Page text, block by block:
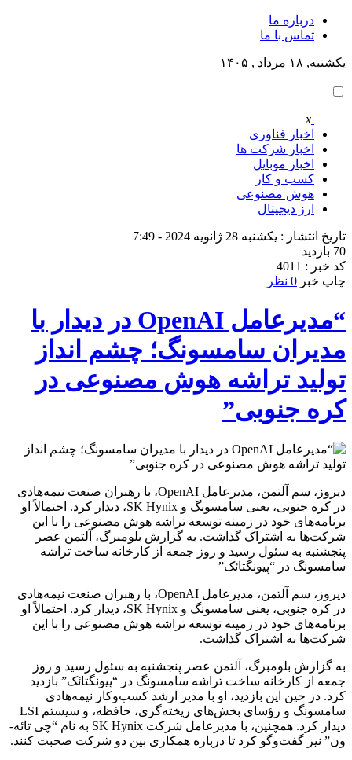
درباره ما
تماس با ما
یکشنبه, ۱۸ مرداد , ۱۴۰۵
x
اخبار فناوری
اخبار شرکت ها
اخبار موبایل
کسب و کار
هوش مصنوعی
ارز دیجیتال
تاریخ انتشار : یکشنبه 28 ژانویه 2024 - 7:49
70 بازدید
کد خبر : 4011
چاپ خبر 0 نظر
“مدیرعامل OpenAI در دیدار با
مدیران سامسونگ؛ چشم انداز
تولید تراشه هوش مصنوعی در
کره جنوبی”
دیروز، سم آلتمن، مدیرعامل OpenAI، با رهبران صنعت نیمه‌هادی
در کره جنوبی، یعنی سامسونگ و SK Hynix، دیدار کرد. احتمالاً او
برنامه‌های خود در زمینه توسعه تراشه هوش مصنوعی را با این
شرکت‌ها به اشتراک گذاشت. به گزارش بلومبرگ، آلتمن عصر
پنجشنبه به سئول رسید و روز جمعه از کارخانه ساخت تراشه
سامسونگ در “پیونگتائک”
دیروز، سم آلتمن، مدیرعامل OpenAI، با رهبران صنعت نیمه‌هادی
در کره جنوبی، یعنی سامسونگ و SK Hynix، دیدار کرد. احتمالاً او
برنامه‌های خود در زمینه توسعه تراشه هوش مصنوعی را با این
شرکت‌ها به اشتراک گذاشت.
به گزارش بلومبرگ، آلتمن عصر پنجشنبه به سئول رسید و روز
جمعه از کارخانه ساخت تراشه سامسونگ در “پیونگتائک” بازدید
کرد. در حین این بازدید، او با مدیر ارشد کسب‌و‌کار نیمه‌هادی
سامسونگ و رؤسای بخش‌های ریخته‌گری، حافظه، و سیستم LSI
دیدار کرد. همچنین، با مدیرعامل شرکت SK Hynix به نام “چی تائه-
ون” نیز گفت‌وگو کرد تا درباره همکاری بین دو شرکت صحبت کنند.